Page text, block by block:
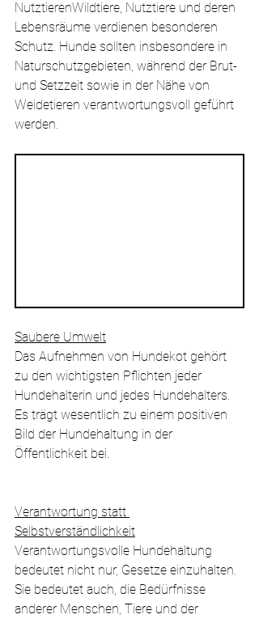
NutztierenWildtiere, Nutztiere und deren
Lebensräume verdienen besonderen
Schutz. Hunde sollten insbesondere in
Naturschutzgebieten, während der Brut-
und Setzzeit sowie in der Nähe von
Weidetieren verantwortungsvoll geführt
werden.
Saubere Umwelt
Das Aufnehmen von Hundekot gehört
zu den wichtigsten Pflichten jeder
Hundehalterin und jedes Hundehalters.
Es trägt wesentlich zu einem positiven
Bild der Hundehaltung in der
Öffentlichkeit bei.
Verantwortung statt
Selbstverständlichkeit
Verantwortungsvolle Hundehaltung
bedeutet nicht nur, Gesetze einzuhalten.
Sie bedeutet auch, die Bedürfnisse
anderer Menschen, Tiere und der